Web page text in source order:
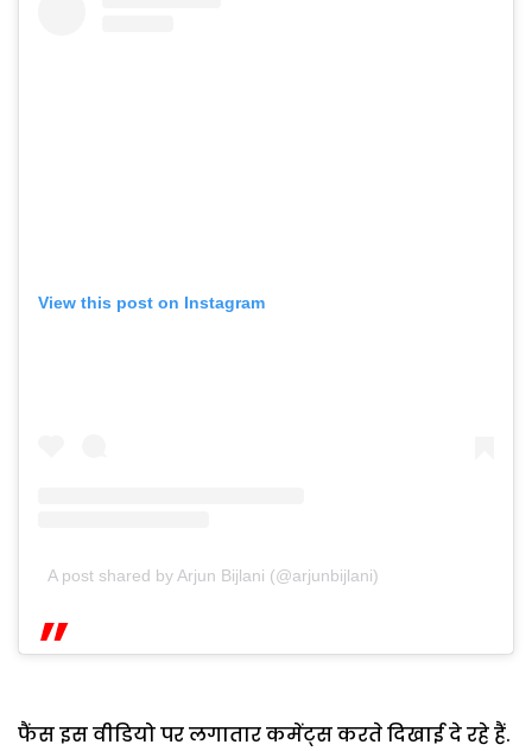
View this post on Instagram
A post shared by Arjun Bijlani (@arjunbijlani)
फैंस इस वीडियो पर लगातार कमेंट्स करते दिखाई दे रहे हैं.